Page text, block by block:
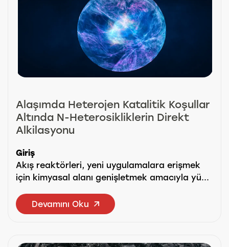
Alaşımda Heterojen Katalitik Koşullar
Altında N-Heterosikliklerin Direkt
Alkilasyonu
Giriş
Akış reaktörleri, yeni uygulamalara erişmek
için kimyasal alanı genişletmek amacıyla yü...
Devamını Oku